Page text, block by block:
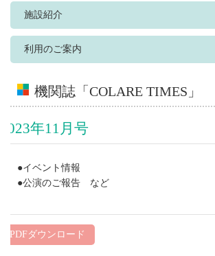
施設紹介
利用のご案内
機関誌「COLARE TIMES」
2023年11月号
●イベント情報
●公演のご報告 など
PDFダウンロード